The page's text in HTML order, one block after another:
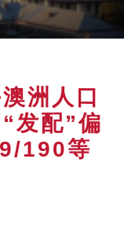
洲人口
发配”偏
190等